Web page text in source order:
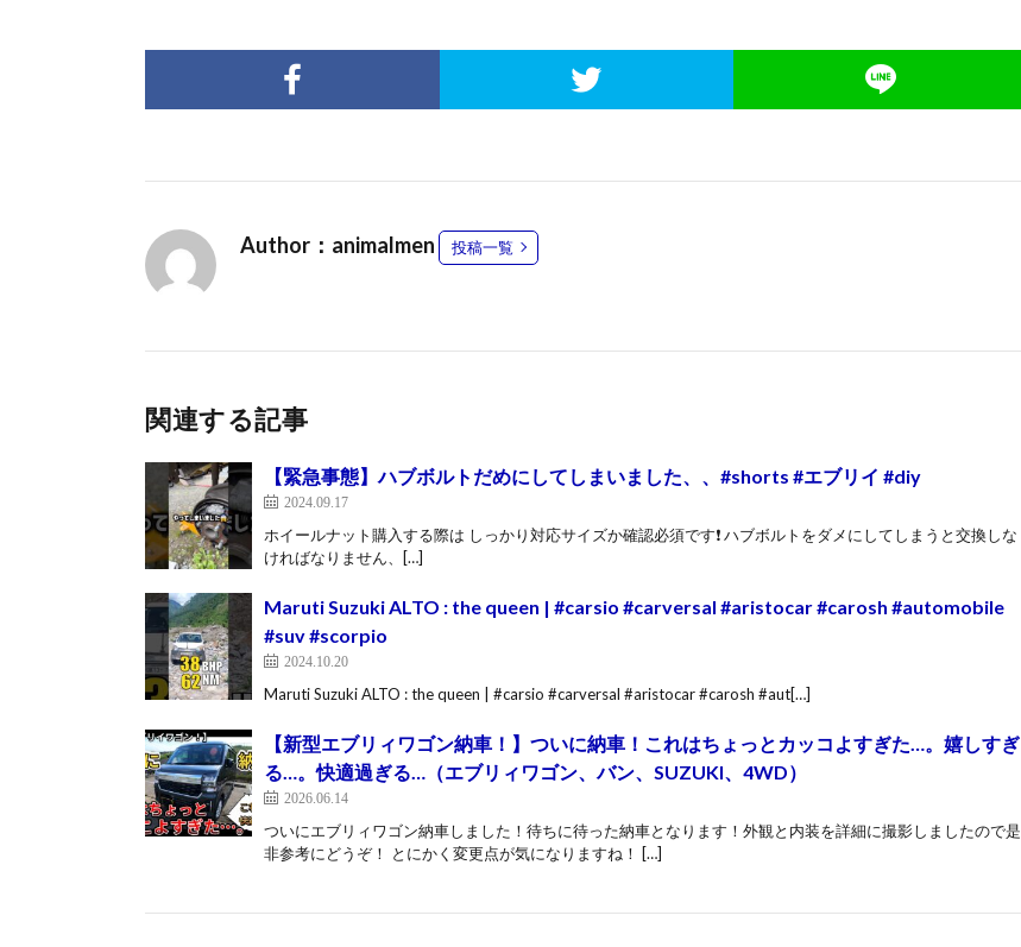
Author：animalmen 投稿一覧
関連する記事
【緊急事態】ハブボルトだめにしてしまいました、、#shorts #エブリイ #diy
2024.09.17
ホイールナット購入する際は しっかり対応サイズか確認必須です❗️ ハブボルトをダメにしてしまうと交換しな
ければなりません、[…]
Maruti Suzuki ALTO : the queen | #carsio #carversal #aristocar #carosh #automobile
#suv #scorpio
2024.10.20
Maruti Suzuki ALTO : the queen | #carsio #carversal #aristocar #carosh #aut[…]
【新型エブリィワゴン納車！】ついに納車！これはちょっとカッコよすぎた…。嬉しすぎ
る…。快適過ぎる…（エブリィワゴン、バン、SUZUKI、4WD）
2026.06.14
ついにエブリィワゴン納車しました！待ちに待った納車となります！外観と内装を詳細に撮影しましたので是
非参考にどうぞ！ とにかく変更点が気になりますね！ […]